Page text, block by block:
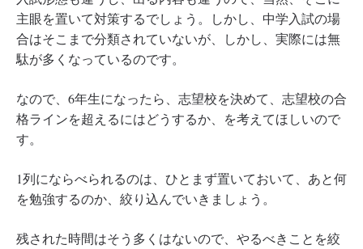
主眼を置いて対策するでしょう。しかし、中学入試の場
合はそこまで分類されていないが、しかし、実際には無
駄が多くなっているのです。
なので、6年生になったら、志望校を決めて、志望校の合
格ラインを超えるにはどうするか、を考えてほしいので
す。
1列にならべられるのは、ひとまず置いておいて、あと何
を勉強するのか、絞り込んでいきましょう。
残された時間はそう多くはないので、やるべきことを絞